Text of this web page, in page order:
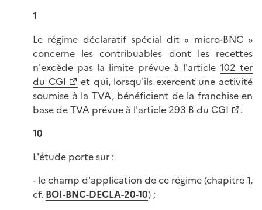
1
Le régime déclaratif spécial dit « micro-BNC »
concerne les contribuables dont les recettes
n'excède pas la limite prévue à l'article 102 ter
du CGI
et qui, lorsqu'ils exercent une activité
soumise à la TVA, bénéficient de la franchise en
base de TVA prévue à l'article 293 B du CGI
.
10
L'étude porte sur :
- le champ d'application de ce régime (chapitre 1,
cf. BOI-BNC-DECLA-20-10) ;